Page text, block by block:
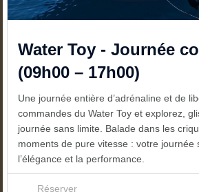
Water Toy - Journée
(09h00 – 17h00)
Une journée entière d’adrénaline et de
commandes du Water Toy et explorez,
journée sans limite. Balade dans les
moments de pure vitesse : votre journée
l’élégance et la performance.
Réserver